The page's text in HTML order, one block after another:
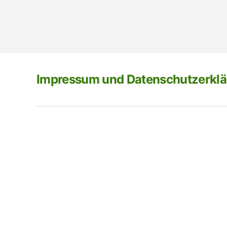
Impressum und